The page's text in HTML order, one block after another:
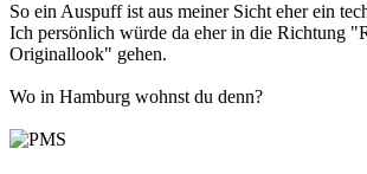
So ein Auspuff ist aus meiner Sicht eher ein
Ich persönlich würde da eher in die Richtung
Originallook" gehen.
Wo in Hamburg wohnst du denn?